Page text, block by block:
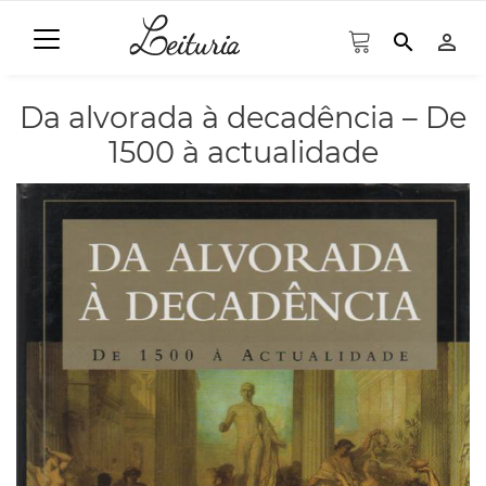
search person_outline
Da alvorada à decadência – De
1500 à actualidade